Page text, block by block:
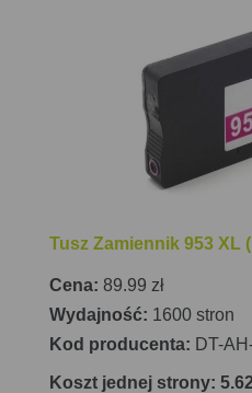
Tusz Zamiennik 953 XL
Cena: 89.99 zł
Wydajność: 1600 stron
Kod producenta: DT-
Koszt jednej strony: